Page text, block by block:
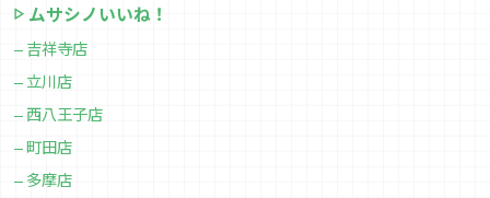
ムサシノいいね！
吉祥寺店
立川店
西八王子店
町田店
多摩店